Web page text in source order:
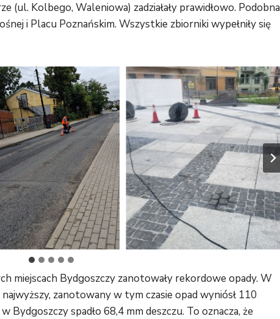
(ul. Kolbego, Waleniowa) zadziałały prawidłowo. Podobna
i Placu Poznańskim. Wszystkie zbiorniki wypełniły się
miejscach Bydgoszczy zanotowały rekordowe opady. W
zanotowany w tym czasie opad wyniósł 110
Bydgoszczy spadło 68,4 mm deszczu. To oznacza, że